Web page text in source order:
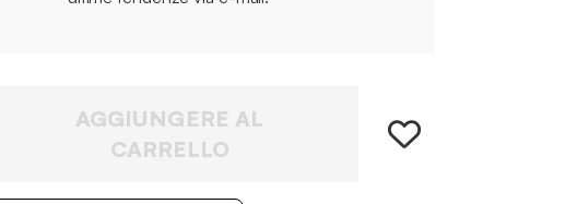
AGGIUNGERE AL
CARRELLO